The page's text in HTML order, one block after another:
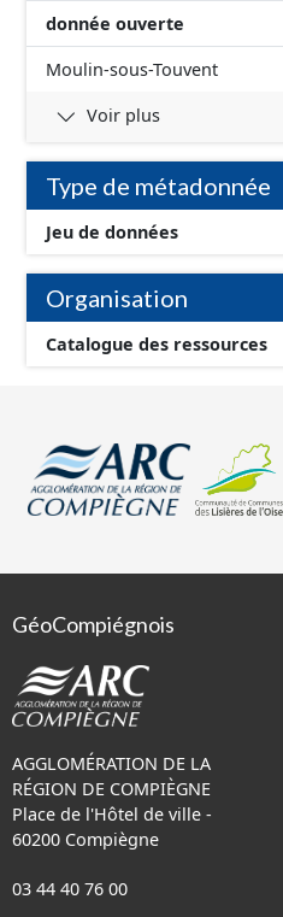
donnée ouverte
Moulin-sous-Touvent
Voir plus
Type de métadonnée
Jeu de données
Organisation
Catalogue des ressources
GéoCompiégnois
AGGLOMÉRATION DE LA
RÉGION DE COMPIÈGNE
Place de l'Hôtel de ville -
60200 Compiègne
03 44 40 76 00